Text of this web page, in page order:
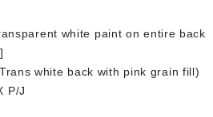
white paint on entire back
white back with pink grain fill)
P/J